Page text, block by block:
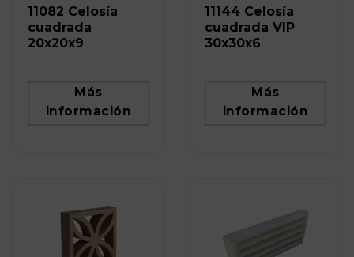
11082 Celosía
cuadrada
20x20x9
Más
información
11144 Celosía
cuadrada VIP
30x30x6
Más
información